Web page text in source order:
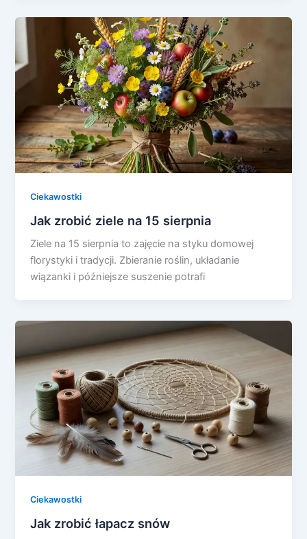
Ciekawostki
Jak zrobić ziele na 15 sierpnia
Ziele na 15 sierpnia to zajęcie na styku domowej
florystyki i tradycji. Zbieranie roślin, układanie
wiązanki i późniejsze suszenie potrafi
Ciekawostki
Jak zrobić łapacz snów